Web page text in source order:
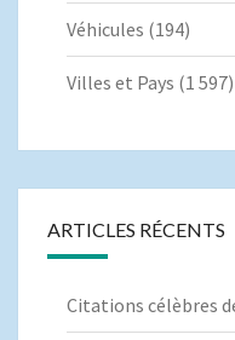
Véhicules (194)
Villes et Pays (1 597)
ARTICLES RÉCENTS
Citations célèbres